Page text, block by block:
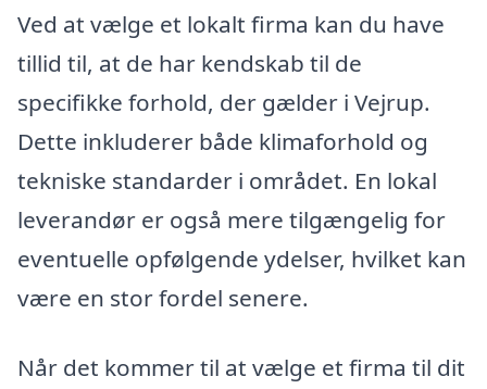
Ved at vælge et lokalt firma kan du have
tillid til, at de har kendskab til de
specifikke forhold, der gælder i Vejrup.
Dette inkluderer både klimaforhold og
tekniske standarder i området. En lokal
leverandør er også mere tilgængelig for
eventuelle opfølgende ydelser, hvilket kan
være en stor fordel senere.
Når det kommer til at vælge et firma til dit